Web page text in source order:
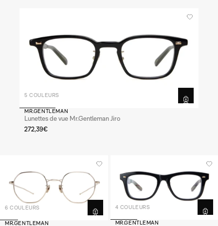
5 COULEURS
MR.GENTLEMAN
Lunettes de vue Mr.Gentleman Jiro
272,39€
6 COULEURS
MR.GENTLEMAN
4 COULEURS
MR.GENTLEMAN